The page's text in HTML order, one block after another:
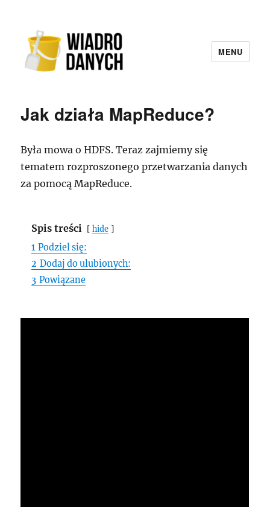
MENU
Jak działa MapReduce?
Była mowa o HDFS. Teraz zajmiemy się
tematem rozproszonego przetwarzania danych
za pomocą MapReduce.
Spis treści hide
1 Podziel się:
2 Dodaj do ulubionych:
3 Powiązane